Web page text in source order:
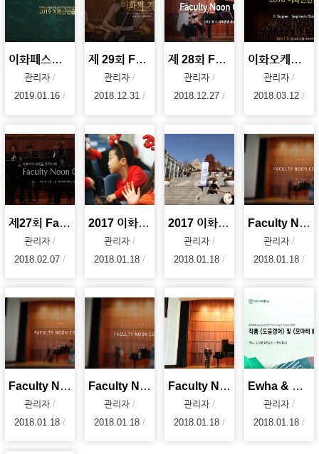
이화페스티벌스트링스와 이화발레앙상블이 함께하는 2019 이화신년음악회
관리자
2019.01.16
제 29회 Faculty Noon Concert : 이화의 겨울
관리자
2018.12.31
제 28회 Faculty Noon Concert : 가을의 슈베르트
관리자
2018.12.27
이화오케스트라와 함께하는 2018 이화신년음악회(2018.01.05)
관리자
2018.03.12
제27회 Facutly Noon Concert : 현대음악 앙상블 <소리>
관리자
2018.02.07
2017 이화가족성탄예배
관리자
2018.01.18
2017 이화벗버스킹
관리자
2018.01.18
Faculty Noon Concert - 아리아리랑 (2017. 10.19)
관리자
2018.01.18
Faculty Noon Concert - Italian Street Song (2017.
관리자
2018.01.18
Faculty Noon Concert - Dicitencello Vuie (2017. 10
관리자
2018.01.18
Faculty Noon Concert - Sonata C Major KV.545 (2017
관리자
2018.01.18
Ewha & Project21AND Workshop Concert 2017 - 김지향 교수
관리자
2018.01.18